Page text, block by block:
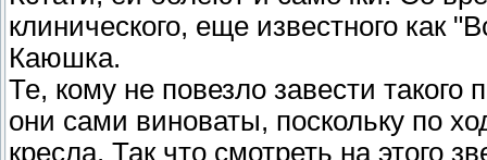
клинического, еще известного как
Каюшка.
Те, кому не повезло завести
они сами виноваты, поскольку по
кресла. Так что смотреть на этого